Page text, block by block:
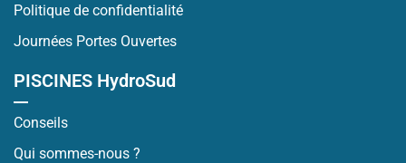
Politique de confidentialité
Journées Portes Ouvertes
PISCINES HydroSud
Conseils
Qui sommes-nous ?